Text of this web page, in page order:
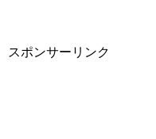
スポンサーリンク